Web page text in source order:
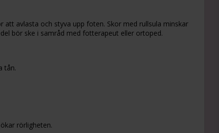
avlasta och styva upp foten. Skor med rullsula minskar
bör ske i samråd med fotterapeut eller ortoped.
tån.
rörligheten.